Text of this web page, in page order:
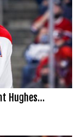
Hughes...